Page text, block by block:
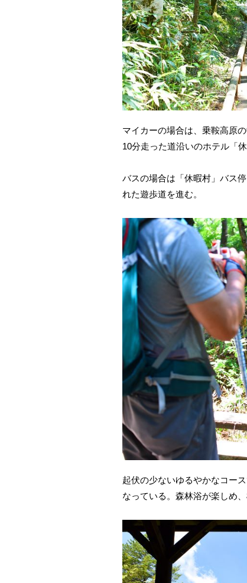
マイカーの場合は、乗鞍高原
10分走った道沿いのホテル「
バスの場合は「休暇村」バス
れた遊歩道を進む。
起伏の少ないゆるやかなコー
なっている。森林浴が楽しめ